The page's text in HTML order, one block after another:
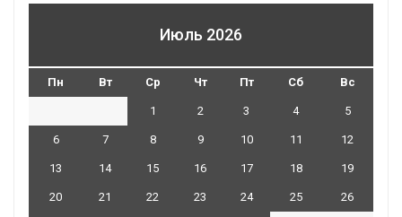
Июль 2026
Пн Вт Ср Чт Пт Сб Вс
1 2 3 4 5
6 7 8 9 10 11 12
13 14 15 16 17 18 19
20 21 22 23 24 25 26